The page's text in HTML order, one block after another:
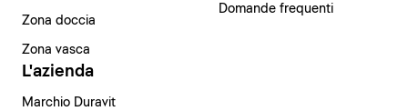
Zona doccia
Zona vasca
Domande frequenti
L'azienda
Marchio Duravit